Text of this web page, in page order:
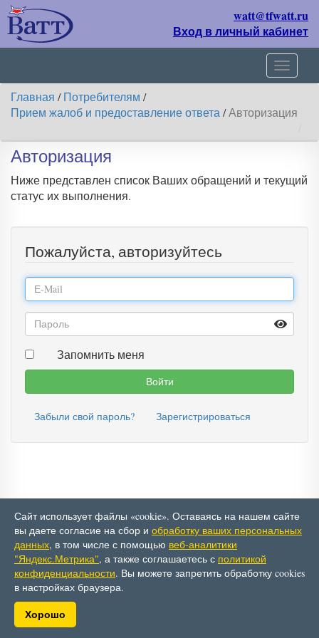
watt@tfwatt.ru
Вход в личный кабинет
Главная / Потребителям /
Прием жалоб и предоставление ответа /Авторизация
Авторизация
Ниже представлен список Ваших обращений и текущий
статус их выполнения.
Пожалуйста, авторизуйтесь
Запомнить меня
Забыли свой пароль? Зарегистрироваться
© АО ТФ «Ватт»
Политика в отношении обработки персональных
данных
Сайт использует файлы «cookie». Оставаясь на нашем сайте
вы даете согласие на сбор и обработку ваших персональных
данных, в том числе с помощью веб-аналитики
"Яндекс.Метрика", а также соглашаетесь с политикой
конфиденциальности. Вы можете запретить обработку cookies
в настройках браузера.
Хорошо